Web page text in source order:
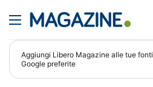
Aggiungi Libero Magazine alle tue fonti
Google preferite